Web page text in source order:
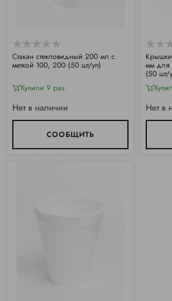
Стакан стекловидный 200 мл с
меткой 100, 200 (50 шт/уп)
Купили 9 раз
Нет в наличии
СООБЩИТЬ
мм для
(50 шт/
Нет в